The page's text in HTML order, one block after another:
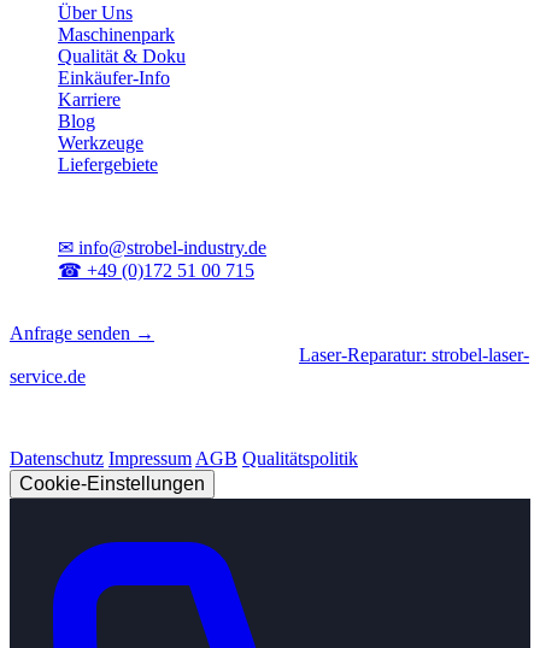
Über Uns
Maschinenpark
Qualität & Doku
Einkäufer-Info
Karriere
Blog
Werkzeuge
Liefergebiete
✉ info@strobel-industry.de
☎ +49 (0)172 51 00 715
Anfrage senden →
Laser-Reparatur: strobel-laser-
service.de
Datenschutz Impressum AGB Qualitätspolitik
Cookie-Einstellungen